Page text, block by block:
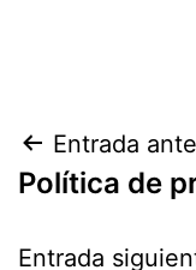
de
Entrada
Política de
Entrada